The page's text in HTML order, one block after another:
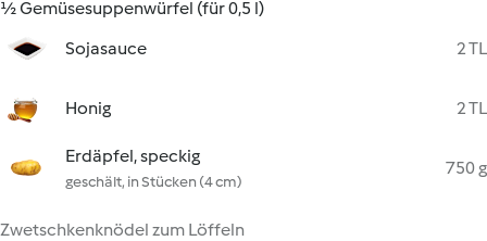
½ Gemüsesuppenwürfel (für 0,5 l)
Sojasauce
2 TL
Honig 2 TL
Erdäpfel, speckig
geschält, in Stücken (4 cm)
750 g
Zwetschkenknödel zum Löffeln